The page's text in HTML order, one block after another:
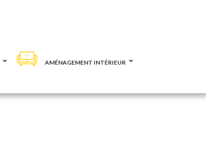
AMÉNAGEMENT INTÉRIEUR